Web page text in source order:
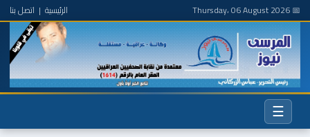
📅 Thursday، 06 August 2026 الرئيسية | اتصل بنا
☰